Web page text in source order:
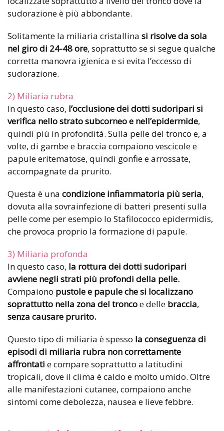
sudorazione è più abbondante.
Solitamente la miliaria cristallina si risolve da sola
nel giro di 24-48 ore, soprattutto se si segue qualche
corretta manovra igienica e si evita l’eccesso di
sudorazione.
2) Miliaria rubra
In questo caso, l’occlusione dei dotti sudoripari si
verifica nello strato subcorneo e nell’epidermide,
quindi più in profondità. Sulla pelle del tronco e, a
volte, di gambe e braccia compaiono vescicole e
papule eritematose, quindi gonfie e arrossate,
accompagnate da prurito.
Questa è una condizione infiammatoria più seria,
dovuta alla sovrainfezione di batteri presenti sulla
pelle come per esempio lo Stafilococco epidermidis,
che provoca proprio la formazione di papule.
3) Miliaria profonda
In questo caso, la rottura dei dotti sudoripari
avviene negli strati più profondi della pelle.
Compaiono pustole e papule che si localizzano
soprattutto nella zona del troncoe delle braccia,
senza causare prurito.
Questo tipo di miliaria è spesso la conseguenza di
episodi di miliaria rubra non correttamente
affrontati e compare soprattutto a latitudini
tropicali, dove il clima è caldo e molto umido. Oltre
alle manifestazioni cutanee, compaiono anche
sintomi come debolezza, nausea e lieve febbre.